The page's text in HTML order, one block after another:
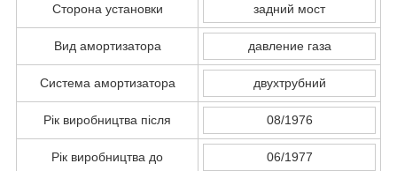
Сторона установки задний мост
Вид амортизатора давление газа
Система амортизатора двухтрубний
Рік виробництва після 08/1976
Рік виробництва до 06/1977